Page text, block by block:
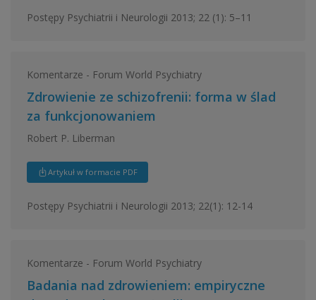
Postępy Psychiatrii i Neurologii 2013; 22 (1): 5–11
Komentarze - Forum World Psychiatry
Zdrowienie ze schizofrenii: forma w ślad
za funkcjonowaniem
Robert P. Liberman
Artykuł w formacie PDF
Postępy Psychiatrii i Neurologii 2013; 22(1): 12-14
Komentarze - Forum World Psychiatry
Badania nad zdrowieniem: empiryczne